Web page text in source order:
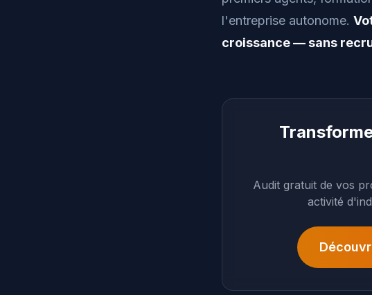
l'entreprise autonome.
croissance — sans
Audit gratuit de vos
activité